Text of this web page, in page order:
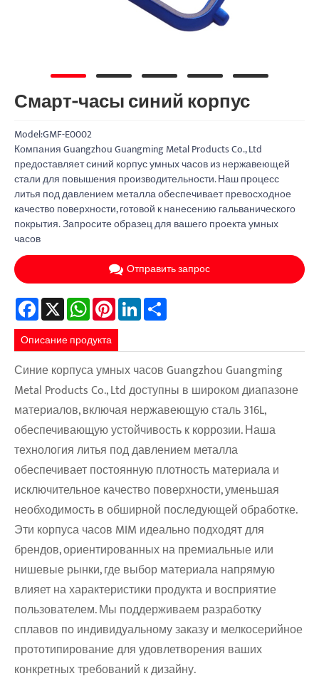
Смарт-часы синий корпус
Model:GMF-E0002
Компания Guangzhou Guangming Metal Products Co., Ltd
предоставляет синий корпус умных часов из нержавеющей
стали для повышения производительности. Наш процесс
литья под давлением металла обеспечивает превосходное
качество поверхности, готовой к нанесению гальванического
покрытия. Запросите образец для вашего проекта умных
часов
Отправить запрос
Facebook
X WhatsAppPinterestLinkedIn
Описание продукта
Синие корпуса умных часов Guangzhou Guangming
Metal Products Co., Ltd доступны в широком диапазоне
материалов, включая нержавеющую сталь 316L,
обеспечивающую устойчивость к коррозии. Наша
технология литья под давлением металла
обеспечивает постоянную плотность материала и
исключительное качество поверхности, уменьшая
необходимость в обширной последующей обработке.
Эти корпуса часов MIM идеально подходят для
брендов, ориентированных на премиальные или
нишевые рынки, где выбор материала напрямую
влияет на характеристики продукта и восприятие
пользователем. Мы поддерживаем разработку
сплавов по индивидуальному заказу и мелкосерийное
прототипирование для удовлетворения ваших
конкретных требований к дизайну.